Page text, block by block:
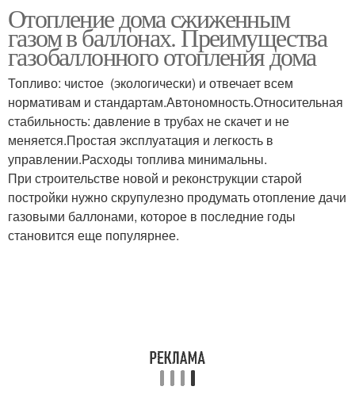
Сжиженный газ
отопление
Качественный газ
Отопление дома сжиженным
газом в баллонах. Преимущества
газобаллонного отопления дома
Топливо: чистое (экологически) и отвечает всем
нормативам и стандартам.Автономность.Относительная
стабильность: давление в трубах не скачет и не
меняется.Простая эксплуатация и легкость в
управлении.Расходы топлива минимальны.
При строительстве новой и реконструкции старой
постройки нужно скрупулезно продумать отопление дачи
газовыми баллонами, которое в последние годы
становится еще популярнее.